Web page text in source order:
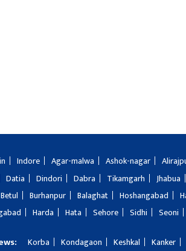
Indore Agar-malwa Ashok-nagar
Datia Dindori Dabra Tikamgarh Jhabua
Betul Burhanpur Balaghat Hoshangabad
Harda Hata Sehore Sidhi Seoni
Korba Kondagaon Keshkal Kanker